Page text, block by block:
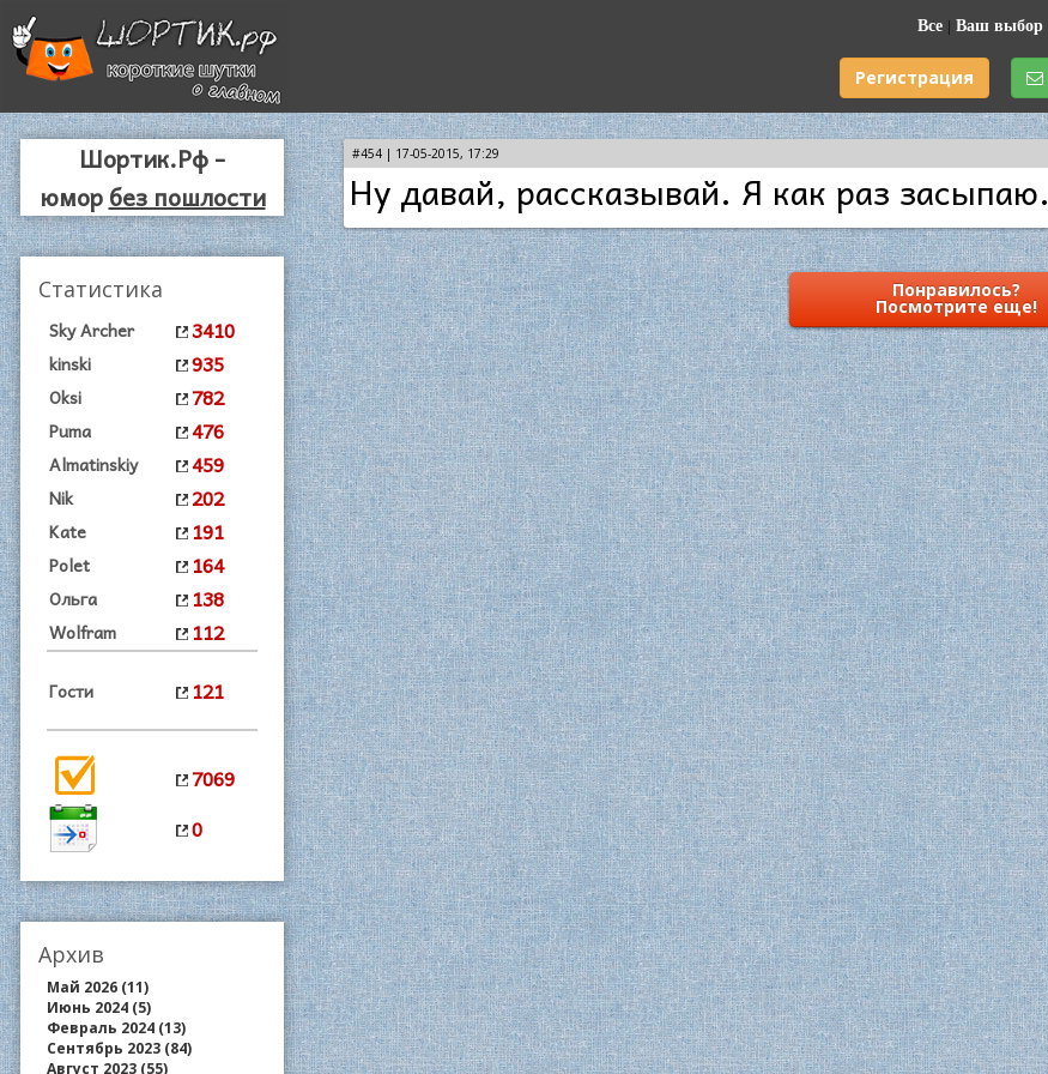
Все | Ваш выбор
Регистрация
Шортик.Рф -
юморбез пошлости
Статистика
Sky Archer 3410
kinski 935
Oksi 782
Puma 476
Almatinskiy 459
Nik 202
Kate 191
Polet 164
Ольга 138
Wolfram 112
Гости 121
7069
0
Архив
Май 2026 (11)
Июнь 2024 (5)
Февраль 2024 (13)
Сентябрь 2023 (84)
Август 2023 (55)
#454 | 17-05-2015, 17:29
Ну давай, рассказывай. Я как раз засыпаю.
Понравилось?
Посмотрите еще!